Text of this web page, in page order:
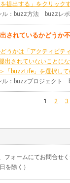
提出する」をクリック
：buzz方法 buzzレ
されているかどうか
うかは「アクティビ
出されていないことに
「buzzLife」を選択し
：buzzプロジェク
1 2 3
フォームにてお問合せ
を除く）